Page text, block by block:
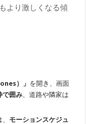
より激しくなる傾
）」 を開き、画面
で囲み 、道路や隣家は
モーションスケジュ